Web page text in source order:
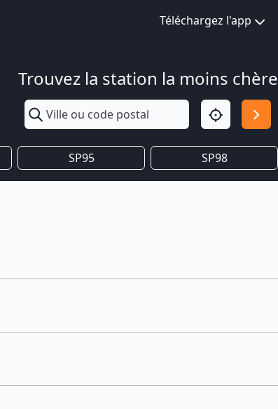
Téléchargez l'app
Trouvez la station la moins chère
SP95 SP98